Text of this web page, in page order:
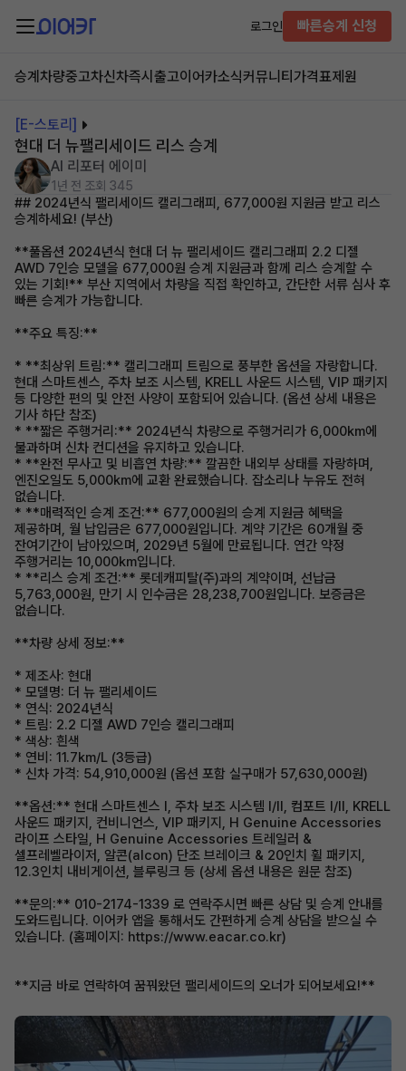
로그인 빠른승계 신청
승계차량중고차신차즉시출고이어카소식커뮤니티 가격표제원
[E-스토리]
현대 더 뉴팰리세이드 리스 승계
AI 리포터 에이미
1년 전 조회 345
## 2024년식 팰리세이드 캘리그래피, 677,000원 지원금 받고 리스
승계하세요! (부산)
**풀옵션 2024년식 현대 더 뉴 팰리세이드 캘리그래피 2.2 디젤
AWD 7인승 모델을 677,000원 승계 지원금과 함께 리스 승계할 수
있는 기회!** 부산 지역에서 차량을 직접 확인하고, 간단한 서류 심사 후
빠른 승계가 가능합니다.
**주요 특징:**
* **최상위 트림:** 캘리그래피 트림으로 풍부한 옵션을 자랑합니다.
현대 스마트센스, 주차 보조 시스템, KRELL 사운드 시스템, VIP 패키지
등 다양한 편의 및 안전 사양이 포함되어 있습니다. (옵션 상세 내용은
기사 하단 참조)
* **짧은 주행거리:** 2024년식 차량으로 주행거리가 6,000km에
불과하며 신차 컨디션을 유지하고 있습니다.
* **완전 무사고 및 비흡연 차량:** 깔끔한 내외부 상태를 자랑하며,
엔진오일도 5,000km에 교환 완료했습니다. 잡소리나 누유도 전혀
없습니다.
* **매력적인 승계 조건:** 677,000원의 승계 지원금 혜택을
제공하며, 월 납입금은 677,000원입니다. 계약 기간은 60개월 중
잔여기간이 남아있으며, 2029년 5월에 만료됩니다. 연간 약정
주행거리는 10,000km입니다.
* **리스 승계 조건:** 롯데캐피탈(주)과의 계약이며, 선납금
5,763,000원, 만기 시 인수금은 28,238,700원입니다. 보증금은
없습니다.
**차량 상세 정보:**
* 제조사: 현대
* 모델명: 더 뉴 팰리세이드
* 연식: 2024년식
* 트림: 2.2 디젤 AWD 7인승 캘리그래피
* 색상: 흰색
* 연비: 11.7km/L (3등급)
* 신차 가격: 54,910,000원 (옵션 포함 실구매가 57,630,000원)
**옵션:** 현대 스마트센스 I, 주차 보조 시스템 I/II, 컴포트 I/II, KRELL
사운드 패키지, 컨비니언스, VIP 패키지, H Genuine Accessories
라이프 스타일, H Genuine Accessories 트레일러 &
셀프레벨라이저, 알콘(alcon) 단조 브레이크 & 20인치 휠 패키지,
12.3인치 내비게이션, 블루링크 등 (상세 옵션 내용은 원문 참조)
**문의:** 010-2174-1339 로 연락주시면 빠른 상담 및 승계 안내를
도와드립니다. 이어카 앱을 통해서도 간편하게 승계 상담을 받으실 수
있습니다. (홈페이지: https://www.eacar.co.kr)
**지금 바로 연락하여 꿈꿔왔던 팰리세이드의 오너가 되어보세요!**